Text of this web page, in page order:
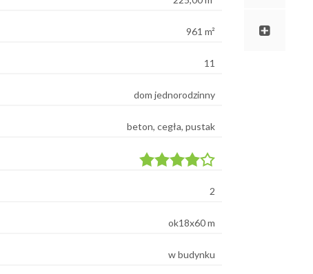
961 m²
11
dom jednorodzinny
beton, cegła, pustak
2
ok18x60 m
w budynku